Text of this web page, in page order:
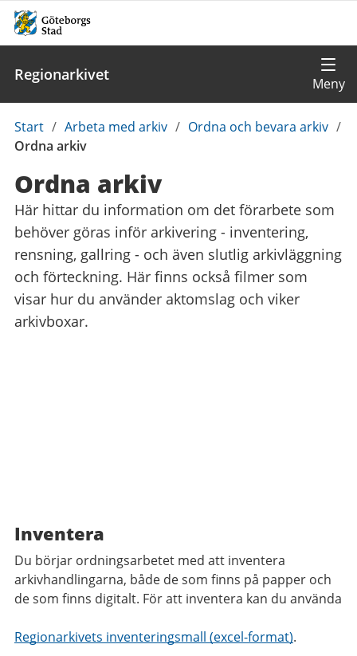
Regionarkivet
Du
är
Start / Arbeta med arkiv / Ordna och bevara arkiv /
Ordna arkiv
Ordna arkiv
Här hittar du information om det förarbete som
behöver göras inför arkivering - inventering,
rensning, gallring - och även slutlig arkivläggning
och förteckning. Här finns också filmer som
visar hur du använder aktomslag och viker
arkivboxar.
Inventera
Du börjar ordningsarbetet med att inventera
arkivhandlingarna, både de som finns på papper och
de som finns digitalt. För att inventera kan du använda
Regionarkivets inventeringsmall (excel-format).